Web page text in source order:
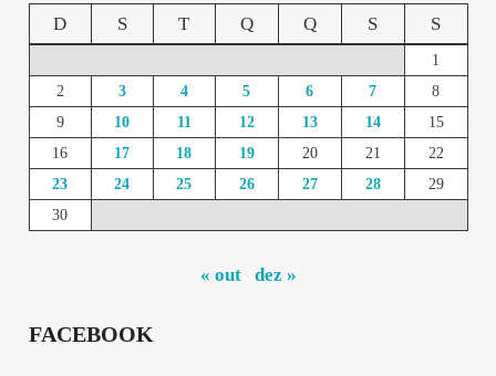
D S T Q Q S S
1
2
3 4 5 6 7
8
9
10 11 12 13 14
15
16
17 18 19 20 21
22
23
24 25 26 27 28
29
30
« out dez »
FACEBOOK